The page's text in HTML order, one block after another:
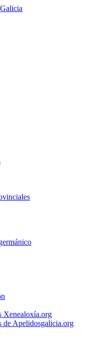
Xenealoxía.org
de Apelidosgalicia.org